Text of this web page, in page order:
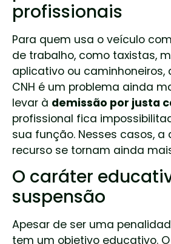
profissionais
Para quem usa o veículo
de trabalho, como taxistas,
aplicativo ou caminhoneiros,
CNH é um problema ainda
levar à demissão por justa
profissional fica
sua função. Nesses casos, a
recurso se tornam ainda
O caráter
suspensão
Apesar de ser uma
tem um objetivo educativo. O